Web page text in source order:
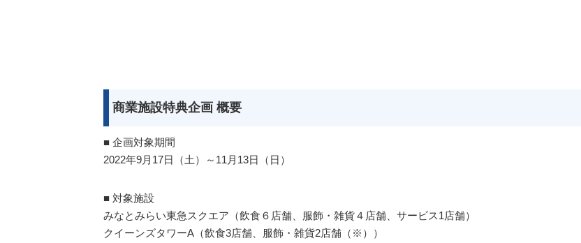
商業施設特典企画 概要
■ 企画対象期間
2022年9月17日（土）～11月13日（日）
■ 対象施設
みなとみらい東急スクエア（飲食６店舗、服飾・雑貨４店舗、サービス1店舗）
クイーンズタワーA（飲食3店舗、服飾・雑貨2店舗（※））